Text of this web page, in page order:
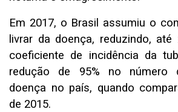
Em 2017, o Brasil assumiu o
livrar da doença, reduzindo,
coeficiente de incidência da
redução de 95% no número
doença no país, quando
de 2015.